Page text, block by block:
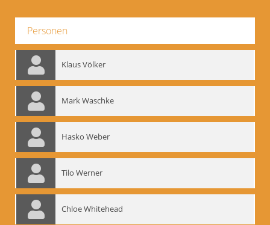
Personen
Klaus Völker
Mark Waschke
Hasko Weber
Tilo Werner
Chloe Whitehead